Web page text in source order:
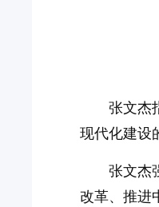
张文杰
现代化建设
张文杰
改革、推进